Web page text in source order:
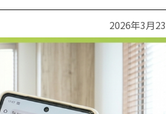
2026年3月